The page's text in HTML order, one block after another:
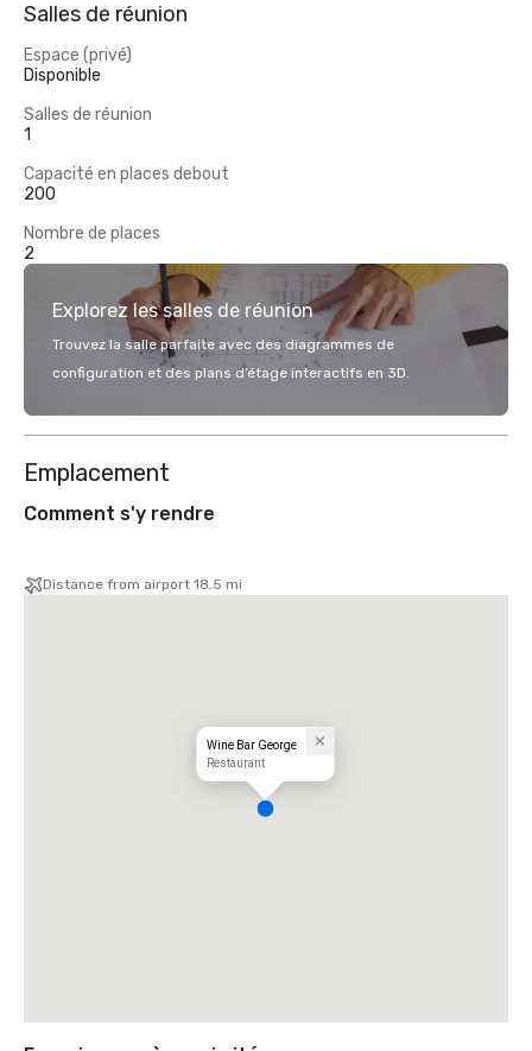
Salles de réunion
Espace (privé)
Disponible
Salles de réunion
1
Capacité en places debout
200
Nombre de places
2
Explorez les salles de réunion
Trouvez la salle parfaite avec des diagrammes de
configuration et des plans d’étage interactifs en 3D.
Emplacement
Comment s'y rendre
Distance from airport 18.5 mi
Wine Bar George
Restaurant